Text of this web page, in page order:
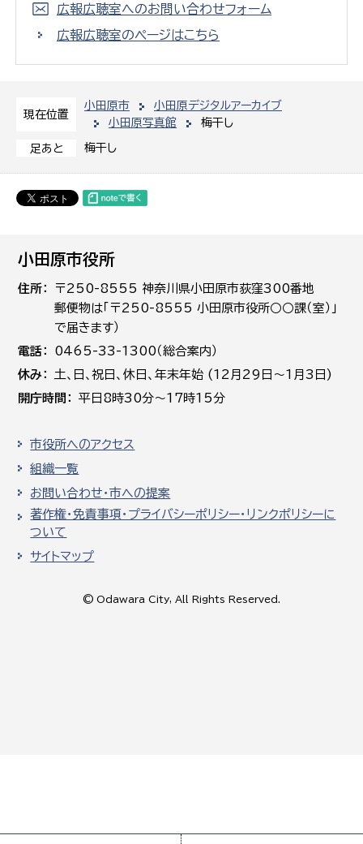
現在位置
小田原市
小田原デジタルアーカイブ
小田原写真館
梅干し
足あと 梅干し
広報広聴室へのお問い合わせフォーム
広報広聴室のページはこちら
小田原市役所
住所
〒250-8555 神奈川県小田原市荻窪300番地
郵便物は「〒250-8555 小田原市役所○○課（室）」
で届きます）
電話
0465-33-1300（総合案内）
休み
土､日､祝日、休日、年末年始 (12月29日～1月3日)
開庁時間
平日8時30分～17時15分
市役所へのアクセス
組織一覧
お問い合わせ・市への提案
著作権・免責事項・プライバシーポリシー・リンクポリシーに
ついて
サイトマップ
© Odawara City, All Rights Reserved.